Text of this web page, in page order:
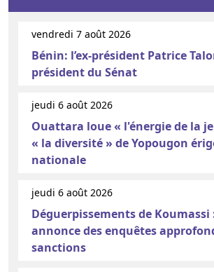
vendredi 7 août 2026
Bénin: l’ex-président Patrice
président du Sénat
jeudi 6 août 2026
Ouattara loue « l'énergie de la
« la diversité » de Yopougon
nationale
jeudi 6 août 2026
Déguerpissements de
annonce des enquêtes
sanctions